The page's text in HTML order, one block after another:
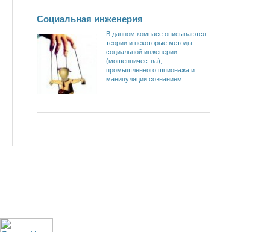
Социальная инженерия
В данном компасе описываются
теории и некоторые методы
социальной инженерии
(мошенничества),
промышленного шпионажа и
манипуляции сознанием.